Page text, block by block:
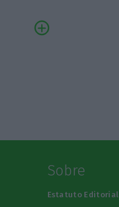
Sobre
Estatuto Editorial